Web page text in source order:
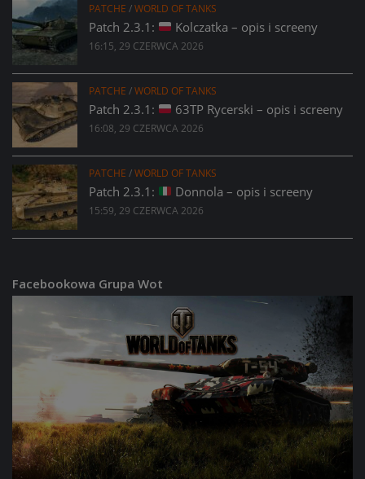
PATCHE /WORLD OF TANKS
Patch 2.3.1: Kolczatka – opis i screeny
16:15, 29 CZERWCA 2026
PATCHE /WORLD OF TANKS
Patch 2.3.1: 63TP Rycerski – opis i screeny
16:08, 29 CZERWCA 2026
PATCHE /WORLD OF TANKS
Patch 2.3.1: Donnola – opis i screeny
15:59, 29 CZERWCA 2026
Facebookowa Grupa Wot